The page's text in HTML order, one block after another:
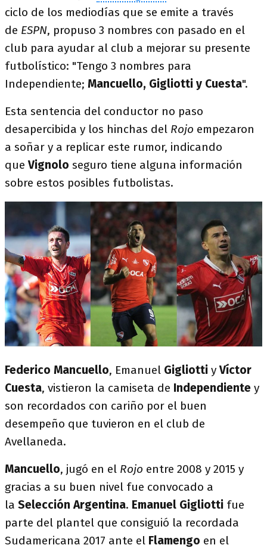
ciclo de los mediodías que se emite a través
de ESPN, propuso 3 nombres con pasado en el
club para ayudar al club a mejorar su presente
futbolístico: "Tengo 3 nombres para
Independiente; Mancuello, Gigliotti y Cuesta".
Esta sentencia del conductor no paso
desapercibida y los hinchas del Rojo empezaron
a soñar y a replicar este rumor, indicando
queVignolo seguro tiene alguna información
sobre estos posibles futbolistas.
Federico Mancuello, Emanuel Gigliotti yVíctor
Cuesta, vistieron la camiseta de Independiente y
son recordados con cariño por el buen
desempeño que tuvieron en el club de
Avellaneda.
Mancuello, jugó en el Rojo entre 2008 y 2015 y
gracias a su buen nivel fue convocado a
la Selección Argentina. Emanuel Gigliotti fue
parte del plantel que consiguió la recordada
Sudamericana 2017 ante el Flamengo en el